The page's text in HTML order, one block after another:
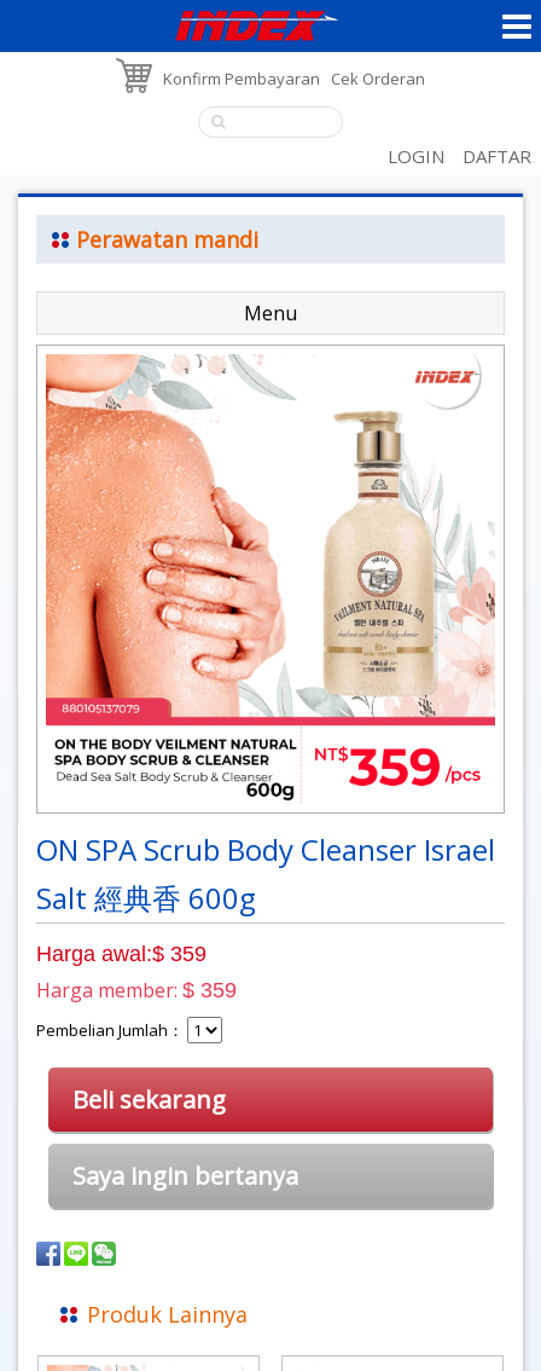
Konfirm Pembayaran Cek Orderan
LOGIN DAFTAR
Perawatan mandi
Menu
ON SPA Scrub Body Cleanser Israel
Salt 經典香 600g
Harga awal:$ 359
Harga member: $ 359
Pembelian Jumlah：
Beli sekarang
Saya ingin bertanya
Produk Lainnya